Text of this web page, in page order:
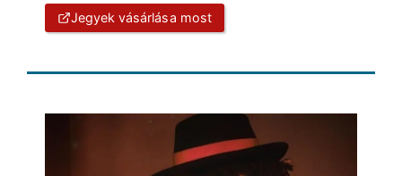
Jegyek vásárlása most